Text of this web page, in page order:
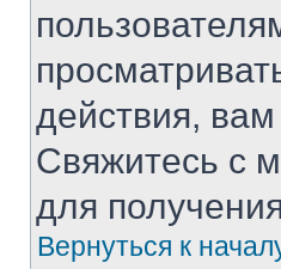
действия,
Свяжитесь с
для
Вернуться к